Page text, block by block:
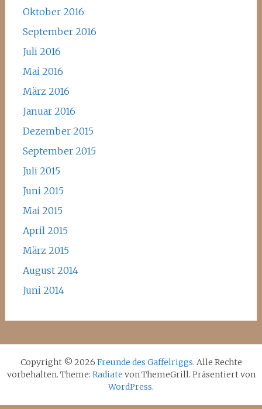
Oktober 2016
September 2016
Juli 2016
Mai 2016
März 2016
Januar 2016
Dezember 2015
September 2015
Juli 2015
Juni 2015
Mai 2015
April 2015
März 2015
August 2014
Juni 2014
Copyright © 2026 Freunde des Gaffelriggs. Alle Rechte
vorbehalten. Theme: Radiate von ThemeGrill. Präsentiert von
WordPress.